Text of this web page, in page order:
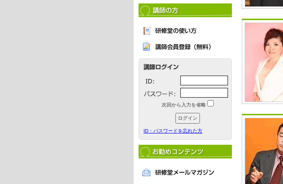
次回から入力を省略
ID・パスワードを忘れた方